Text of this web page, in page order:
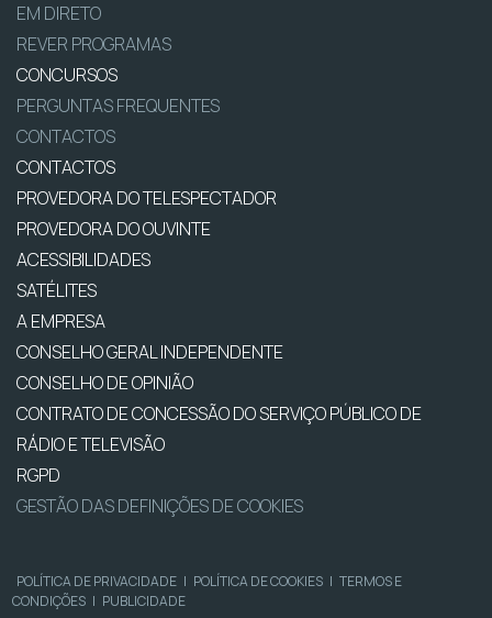
EM DIRETO
REVER PROGRAMAS
CONCURSOS
PERGUNTAS FREQUENTES
CONTACTOS
CONTACTOS
PROVEDORA DO TELESPECTADOR
PROVEDORA DO OUVINTE
ACESSIBILIDADES
SATÉLITES
A EMPRESA
CONSELHO GERAL INDEPENDENTE
CONSELHO DE OPINIÃO
CONTRATO DE CONCESSÃO DO SERVIÇO PÚBLICO DE
RÁDIO E TELEVISÃO
RGPD
GESTÃO DAS DEFINIÇÕES DE COOKIES
POLÍTICA DE PRIVACIDADE | POLÍTICA DE COOKIES | TERMOS E
CONDIÇÕES | PUBLICIDADE